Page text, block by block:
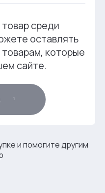
среди
оставлять
которые
сайте.
и помогите другим